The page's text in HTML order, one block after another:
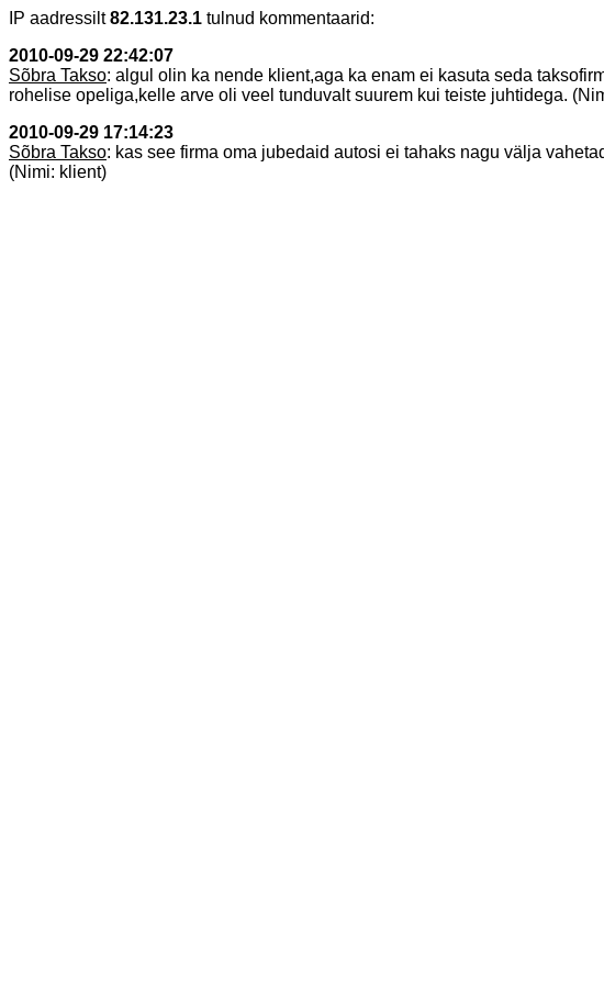
IP aadressilt82.131.23.1 tulnud kommentaarid:
2010-09-29 22:42:07
Sõbra Takso: algul olin ka nende klient,aga ka enam ei kasuta seda
rohelise opeliga,kelle arve oli veel tunduvalt suurem kui teiste juhtidega.
2010-09-29 17:14:23
Sõbra Takso: kas see firma oma jubedaid autosi ei tahaks nagu välja
(Nimi: klient)